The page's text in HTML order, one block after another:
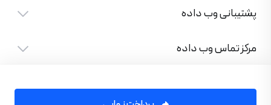
پشتیبانی وب داده
مرکز تماس وب داده